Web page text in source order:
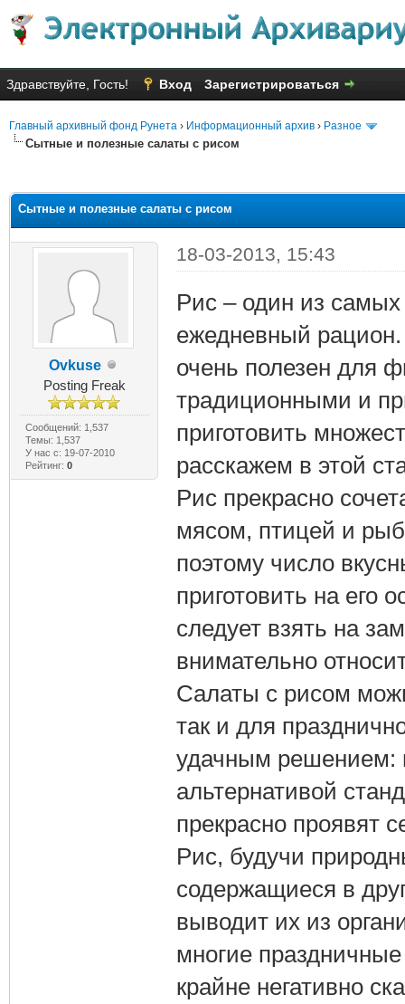
Здравствуйте, Гость! Вход Зарегистрироваться
Главный архивный фонд Рунета › Информационный архив › Разное
Сытные и полезные салаты с рисом
Сытные и полезные салаты с рисом
Ovkuse
Posting Freak
Сообщений: 1,537
Темы: 1,537
У нас с: 19-07-2010
Рейтинг: 0
18-03-2013, 15:43
Рис – один из
ежедневный рацион.
очень полезен для
традиционными и
приготовить
расскажем в этой
Рис прекрасно
мясом, птицей и
поэтому число
приготовить на его
следует взять на
внимательно
Салаты с рисом
так и для
удачным решением:
альтернативой
прекрасно проявят
Рис, будучи
содержащиеся в
выводит их из
многие
крайне негативно